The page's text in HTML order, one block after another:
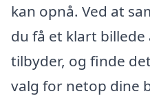
kan opnå. Ved at
du få et klart
tilbyder, og finde
valg for netop dine